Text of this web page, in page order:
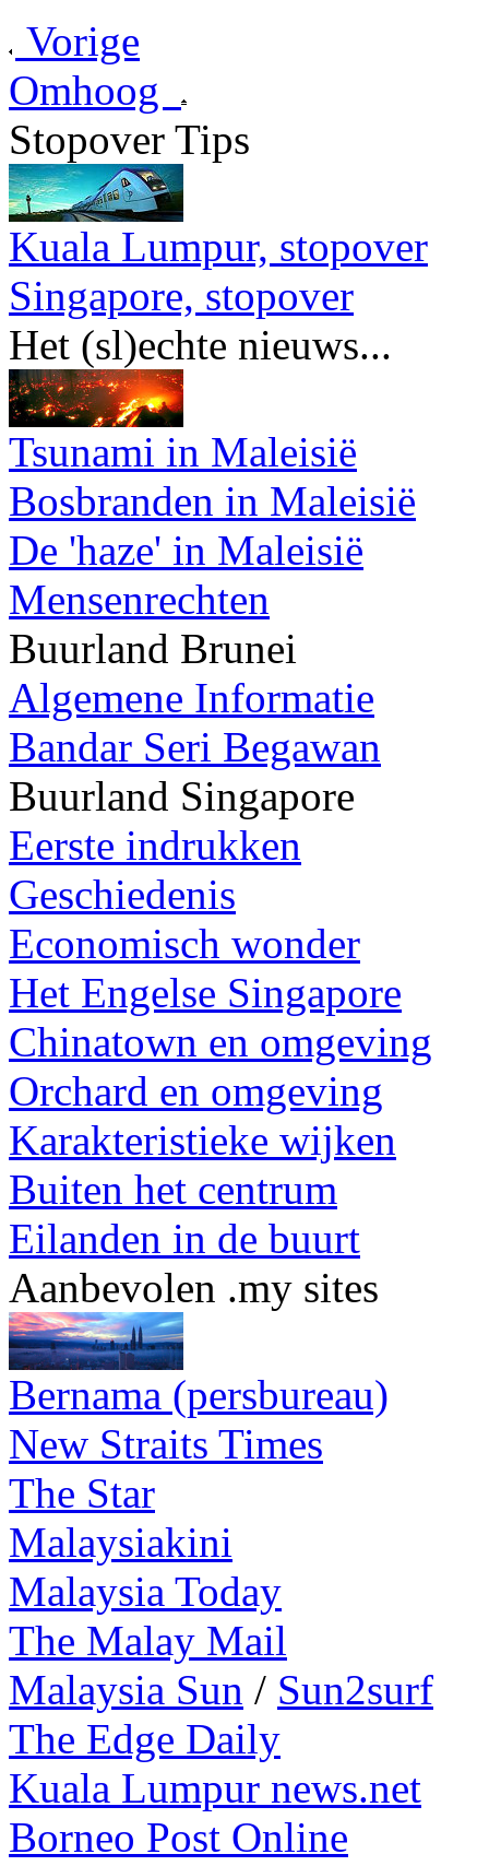
Vorige
Omhoog
Stopover Tips
Kuala Lumpur, stopover
Singapore, stopover
Het (sl)echte nieuws...
Tsunami in Maleisië
Bosbranden in Maleisië
De 'haze' in Maleisië
Mensenrechten
Buurland Brunei
Algemene Informatie
Bandar Seri Begawan
Buurland Singapore
Eerste indrukken
Geschiedenis
Economisch wonder
Het Engelse Singapore
Chinatown en omgeving
Orchard en omgeving
Karakteristieke wijken
Buiten het centrum
Eilanden in de buurt
Aanbevolen .my sites
Bernama (persbureau)
New Straits Times
The Star
Malaysiakini
Malaysia Today
The Malay Mail
Malaysia Sun / Sun2surf
The Edge Daily
Kuala Lumpur news.net
Borneo Post Online